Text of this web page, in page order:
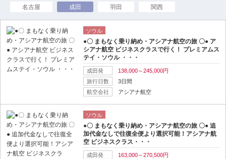
名古屋 成田 羽田 関西
ソウル
●〇 まもなく乗り納め・アシアナ航空の旅 〇● ア
シアナ航空 ビジネスクラスで行く！ プレミアムス
テイ・ソウル ・・・
成田発
138,000～245,000円
旅行日数
3日間
航空会社
アシアナ航空
ソウル
●〇 まもなく乗り納め・アシアナ航空の旅 〇● 追
加代金なしで往復全便より選択可能！アシアナ航
空 ビジネスクラス・・・
成田発
163,000～270,500円